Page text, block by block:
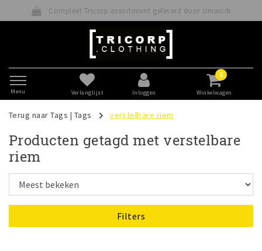
Compleet Tricorp assortiment geleverd door Uniwork
Menu Verlanglijst Inloggen
0
Winkelwagen
Terug naar Tags | Tags verstelbare riem
Producten getagd met verstelbare
riem
Filters